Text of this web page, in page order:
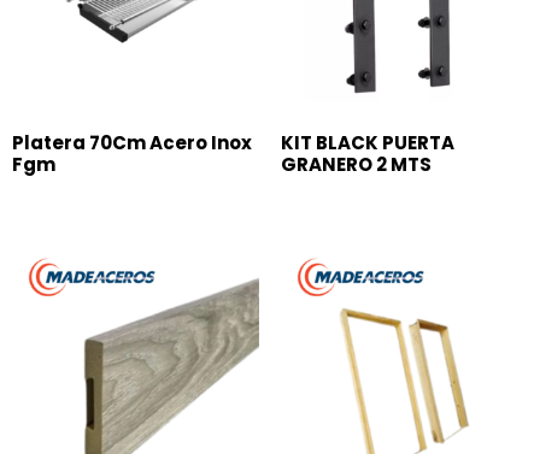
Platera 70Cm Acero Inox
Fgm
KIT BLACK PUERTA
GRANERO 2 MTS